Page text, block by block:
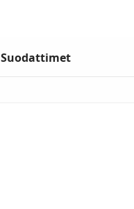
Suodattimet